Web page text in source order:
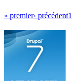
« premier‹ précédent1